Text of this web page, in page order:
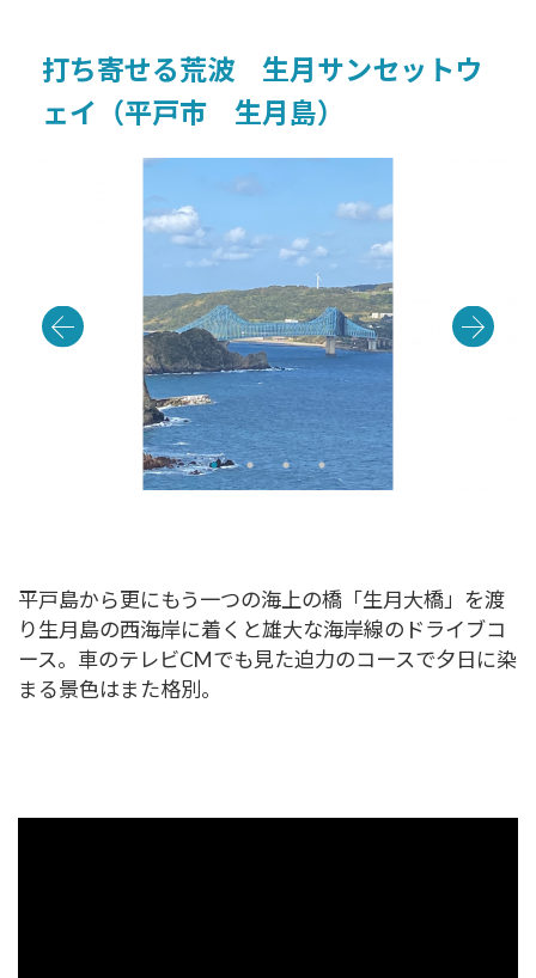
打ち寄せる荒波 生月サンセットウ
ェイ（平戸市 生月島）
平戸島から更にもう一つの海上の橋「生月大橋」を渡
り生月島の西海岸に着くと雄大な海岸線のドライブコ
ース。車のテレビCMでも見た迫力のコースで夕日に染
まる景色はまた格別。